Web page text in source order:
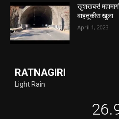
खुशखबर!
वाहतूकीस खुला
April 1, 2023
RATNAGIRI
Light Rain